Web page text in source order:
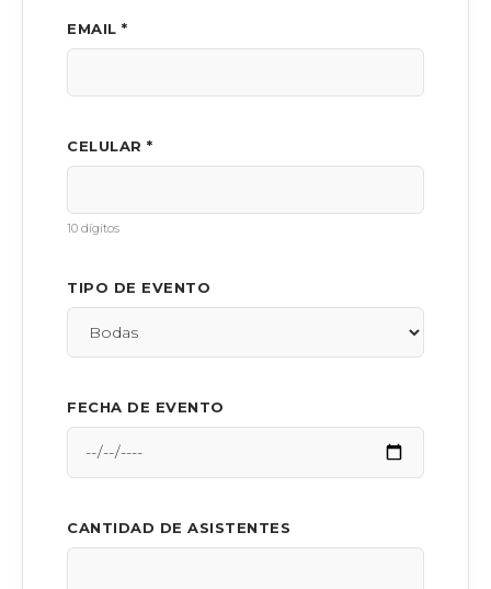
EMAIL *
CELULAR *
10 dígitos
TIPO DE EVENTO
FECHA DE EVENTO
CANTIDAD DE ASISTENTES